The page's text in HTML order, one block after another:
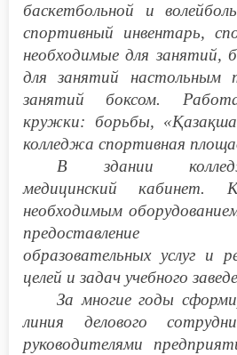
баскетбольной и
спортивный инвентарь,
необходимые для занятий,
для занятий настольным
занятий боксом.
кружки: борьбы,
колледжа спортивная
В здании
медицинский кабинет.
необходимым
предоставление
образовательных услуг и
целей и задач учебного
За многие годы
линия делового
руководителями